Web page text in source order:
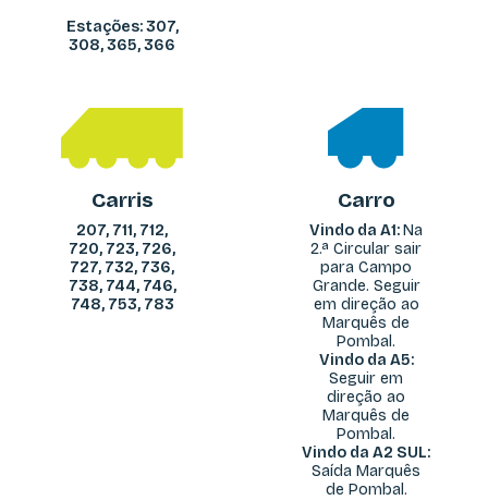
Estações: 307,
308, 365, 366
Carris
207, 711, 712,
720, 723, 726,
727, 732, 736,
738, 744, 746,
748, 753, 783
Carro
Vindo da A1:Na
2.ª Circular sair
para Campo
Grande. Seguir
em direção ao
Marquês de
Pombal.
Vindo da A5:
Seguir em
direção ao
Marquês de
Pombal.
Vindo da A2 SUL:
Saída Marquês
de Pombal.